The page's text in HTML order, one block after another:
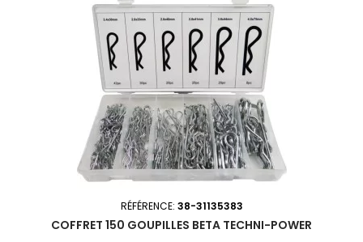
RÉFÉRENCE: 38-31135383
COFFRET 150 GOUPILLES BETA TECHNI-POWER